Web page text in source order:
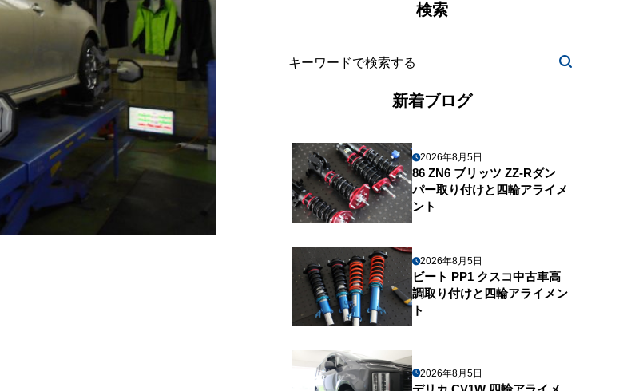
検索
新着ブログ
2026年8月5日
86 ZN6 ブリッツ ZZ-Rダン
パー取り付けと四輪アライメ
ント
2026年8月5日
ビート PP1 クスコ中古車高
調取り付けと四輪アライメン
ト
2026年8月5日